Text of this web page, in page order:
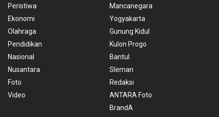
Peristiwa
Ekonomi
Olahraga
Pendidikan
Nasional
Nusantara
Foto
Video
Mancanegara
Yogyakarta
Gunung Kidul
Kulon Progo
Bantul
Sleman
Redaksi
ANTARA Foto
BrandA